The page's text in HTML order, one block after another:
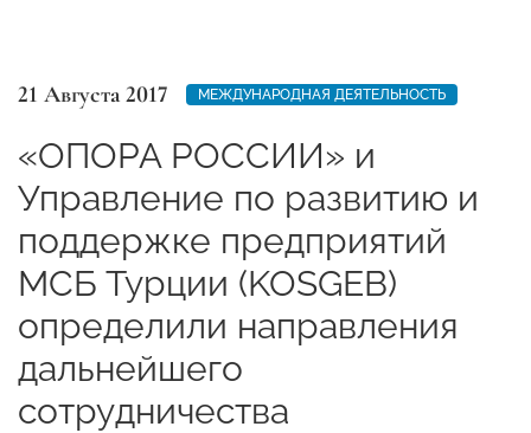
21 Августа 2017 МЕЖДУНАРОДНАЯ ДЕЯТЕЛЬНОСТЬ
«ОПОРА РОССИИ» и
Управление по развитию и
поддержке предприятий
МСБ Турции (KOSGEB)
определили направления
дальнейшего
сотрудничества